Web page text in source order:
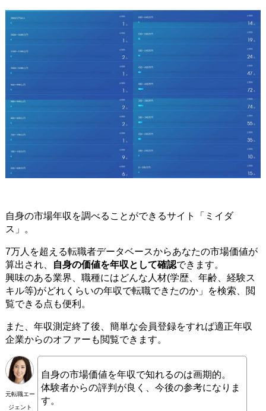
自身の市場年収を調べることができるサイト「ミイダ
ス」。
7万人を超える転職者データベースからあなたの市場価値が
算出され、
自身の価値を年収として確認できます。
興味のある業界、職種にはどんな人材(学歴、年齢、経験ス
キル等)がどれくらいの年収で転職できたのか」を検索、閲
覧できる点も便利。
また、年収測定終了後、簡単な会員登録をすれば適正年収
企業からのオファーも閲覧できます。
元転職エー
ジェント
自身の市場価値を年収で知れるのは画期的。
体験者からの評判が良く、今後の参考になりま
す。